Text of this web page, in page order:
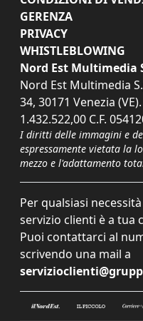
GERENZA
PRIVACY
WHISTLEBLOWING
Nord Est Multimedia
Nord Est Multimedia
34, 30171 Venezia
1.432.522,00 C.F.
I diritti delle immagini e
espressamente vietata la
mezzo e l'adattamento
Per qualsiasi
servizio clienti è a tua
Puoi contattarci al
scrivendo una mail a